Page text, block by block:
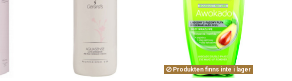
Produkten finns inte i lager